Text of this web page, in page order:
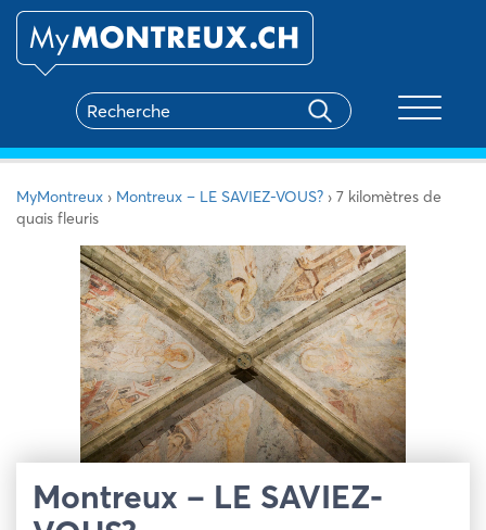
MyMontreux › Montreux – LE SAVIEZ-VOUS? › 7 kilomètres de
quais fleuris
Montreux – LE SAVIEZ-